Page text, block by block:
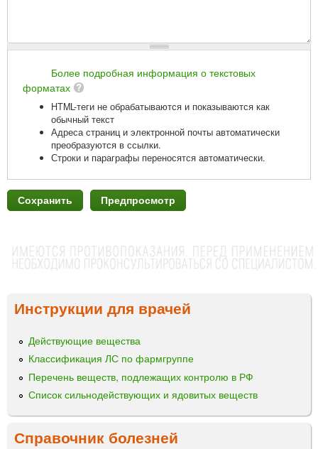
Более подробная информация о текстовых
форматах
HTML-теги не обрабатываются и показываются как
обычный текст
Адреса страниц и электронной почты автоматически
преобразуются в ссылки.
Строки и параграфы переносятся автоматически.
Инструкции для врачей
Действующие вещества
Классификация ЛС по фармгруппе
Перечень веществ, подлежащих контролю в РФ
Список сильнодействующих и ядовитых веществ
Справочник болезней